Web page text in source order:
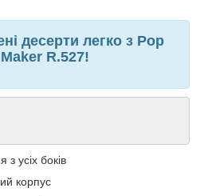
десерти легко з Pop
R.527!
з усіх боків
корпус